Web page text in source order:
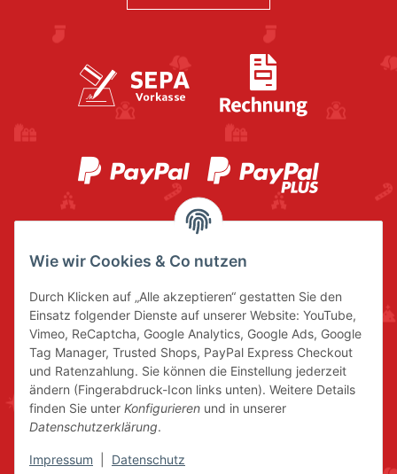
Wie wir Cookies & Co nutzen
Durch Klicken auf „Alle akzeptieren“ gestatten Sie den
Einsatz folgender Dienste auf unserer Website: YouTube,
Vimeo, ReCaptcha, Google Analytics, Google Ads, Google
Tag Manager, Trusted Shops, PayPal Express Checkout
und Ratenzahlung. Sie können die Einstellung jederzeit
ändern (Fingerabdruck-Icon links unten). Weitere Details
finden Sie unter Konfigurieren und in unserer
Datenschutzerklärung.
Impressum Datenschutz